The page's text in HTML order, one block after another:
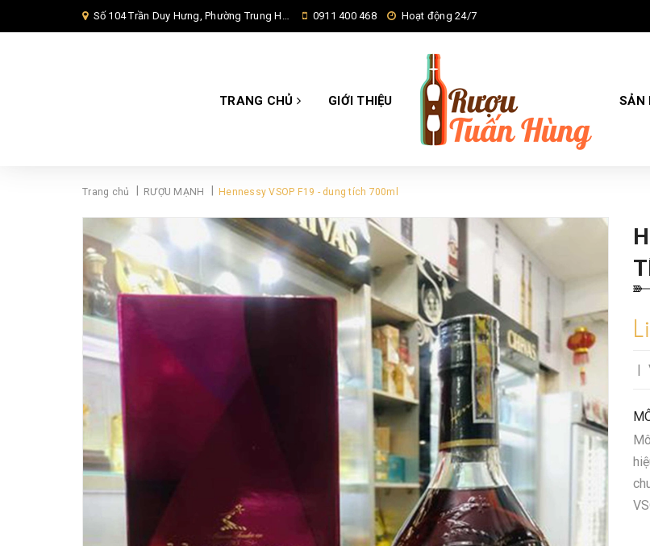
Số 104 Trần Duy Hưng, Phường Trung Hoà, Quận Cầu Giấy, Hà Nội, 0911 400 468 Hoạt động 24/7
TRANG CHỦ GIỚI THIỆU SẢN
Trang chủ RƯỢU MẠNH Hennessy VSOP F19 - dung tích 700ml
|